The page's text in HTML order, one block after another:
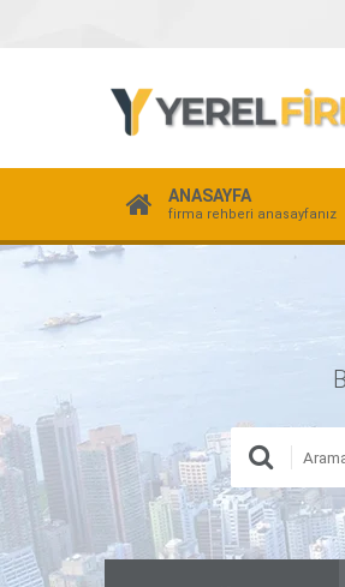
ANASAYFA
firma rehberi anasayfanız